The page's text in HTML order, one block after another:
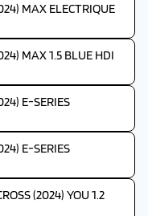
MAX ELECTRIQUE
MAX 1.5 BLUE HDI
E-SERIES
E-SERIES
(2024) YOU 1.2